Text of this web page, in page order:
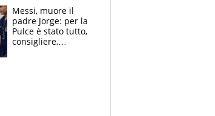
Messi, muore il
padre Jorge: per la
Pulce è stato tutto,
consigliere,